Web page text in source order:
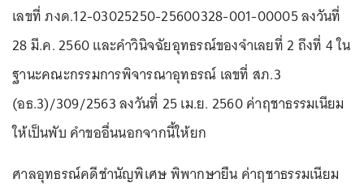
เลขที่ ภงด.12-03025250-25600328-001-00005 ลงวันที่
28 มี.ค. 2560 และคำวินิจฉัยอุทธรณ์ของจำเลยที่ 2 ถึงที่ 4 ใน
ฐานะคณะกรรมการพิจารณาอุทธรณ์ เลขที่ สภ.3
(อธ.3)/309/2563 ลงวันที่ 25 เม.ย. 2560 ค่าฤชาธรรมเนียม
ให้เป็นพับ คำขออื่นนอกจากนี้ให้ยก
ศาลอุทธรณ์คดีชำนัญพิเศษ พิพากษายืน ค่าฤชาธรรมเนียม